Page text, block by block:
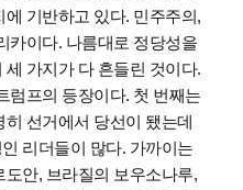
기반하고 있다. 민주주의,
카이다. 나름대로 정당성을
가지가 다 흔들린 것이다.
럼프의 등장이다. 첫 번째는
선거에서 당선이 됐는데
리더들이 많다. 가까이는
안, 브라질의 보우소나루,